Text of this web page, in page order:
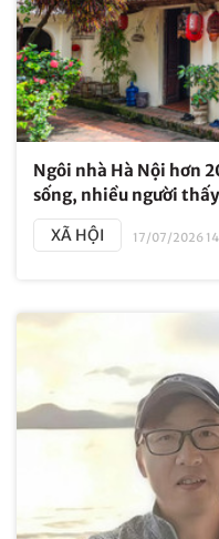
Ngôi nhà Hà Nội hơn
sống, nhiều người
XÃ HỘI 17/07/2026